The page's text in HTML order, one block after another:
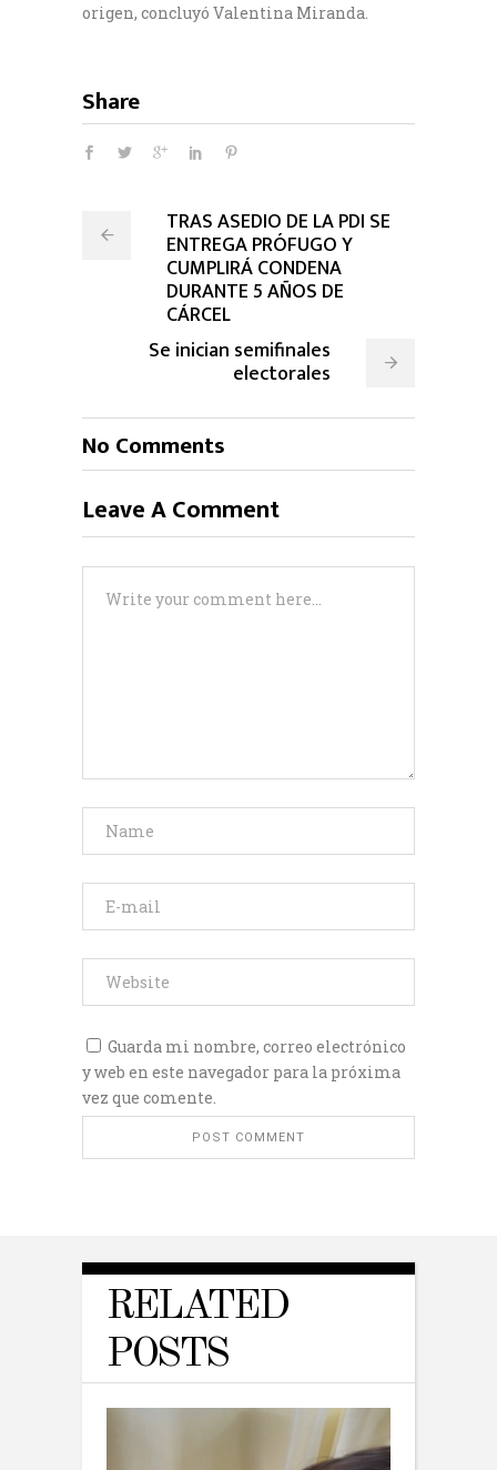
origen, concluyó Valentina Miranda.
Share
TRAS ASEDIO DE LA PDI SE
ENTREGA PRÓFUGO Y
CUMPLIRÁ CONDENA
DURANTE 5 AÑOS DE
CÁRCEL
Se inician semifinales
electorales
No Comments
Leave A Comment
Guarda mi nombre, correo electrónico
y web en este navegador para la próxima
vez que comente.
RELATED
POSTS